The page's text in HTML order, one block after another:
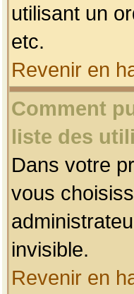
utilisant un
etc.
Revenir en
Comment
liste des
Dans votre
vous
invisible.
Revenir en